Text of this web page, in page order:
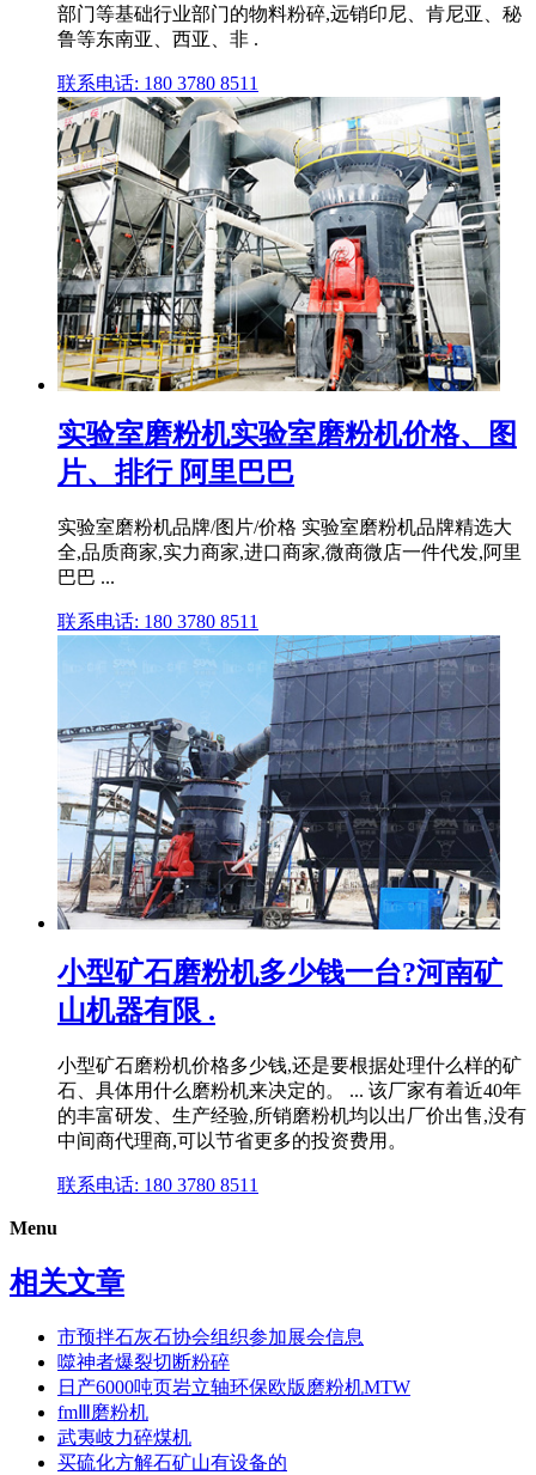
部门等基础行业部门的物料粉碎,远销印尼、肯尼亚、秘
鲁等东南亚、西亚、非 .
联系电话: 180 3780 8511
实验室磨粉机实验室磨粉机价格、图
片、排行 阿里巴巴
实验室磨粉机品牌/图片/价格 实验室磨粉机品牌精选大
全,品质商家,实力商家,进口商家,微商微店一件代发,阿里
巴巴 ...
联系电话: 180 3780 8511
小型矿石磨粉机多少钱一台?河南矿
山机器有限 .
小型矿石磨粉机价格多少钱,还是要根据处理什么样的矿
石、具体用什么磨粉机来决定的。 ... 该厂家有着近40年
的丰富研发、生产经验,所销磨粉机均以出厂价出售,没有
中间商代理商,可以节省更多的投资费用。
联系电话: 180 3780 8511
Menu
相关文章
市预拌石灰石协会组织参加展会信息
噬神者爆裂切断粉碎
日产6000吨页岩立轴环保欧版磨粉机MTW
fmⅢ磨粉机
武夷岐力碎煤机
买硫化方解石矿山有设备的